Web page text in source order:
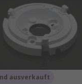
ausverkauft